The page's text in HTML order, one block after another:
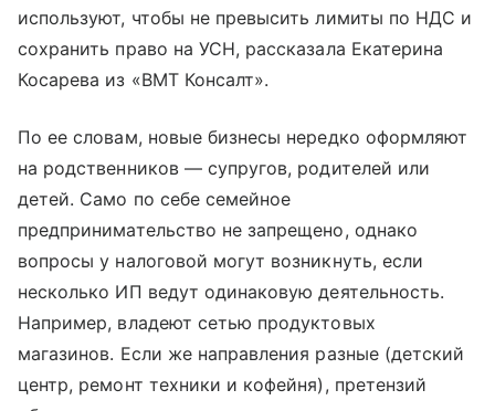
используют, чтобы не превысить лимиты по НДС и
сохранить право на УСН, рассказала Екатерина
Косарева из «ВМТ Консалт».
По ее словам, новые бизнесы нередко оформляют
на родственников — супругов, родителей или
детей. Само по себе семейное
предпринимательство не запрещено, однако
вопросы у налоговой могут возникнуть, если
несколько ИП ведут одинаковую деятельность.
Например, владеют сетью продуктовых
магазинов. Если же направления разные (детский
центр, ремонт техники и кофейня), претензий